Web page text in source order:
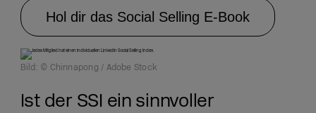
Hol dir das Social Selling E-Book
Bild: © Chinnapong / Adobe Stock
Ist der SSI ein sinnvoller